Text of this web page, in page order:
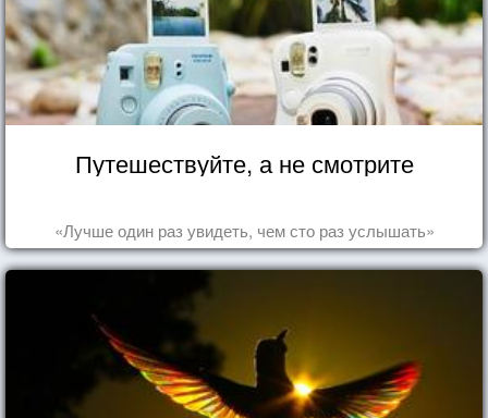
Путешествуйте, а не смотрите
«Лучше один раз увидеть, чем сто раз услышать»